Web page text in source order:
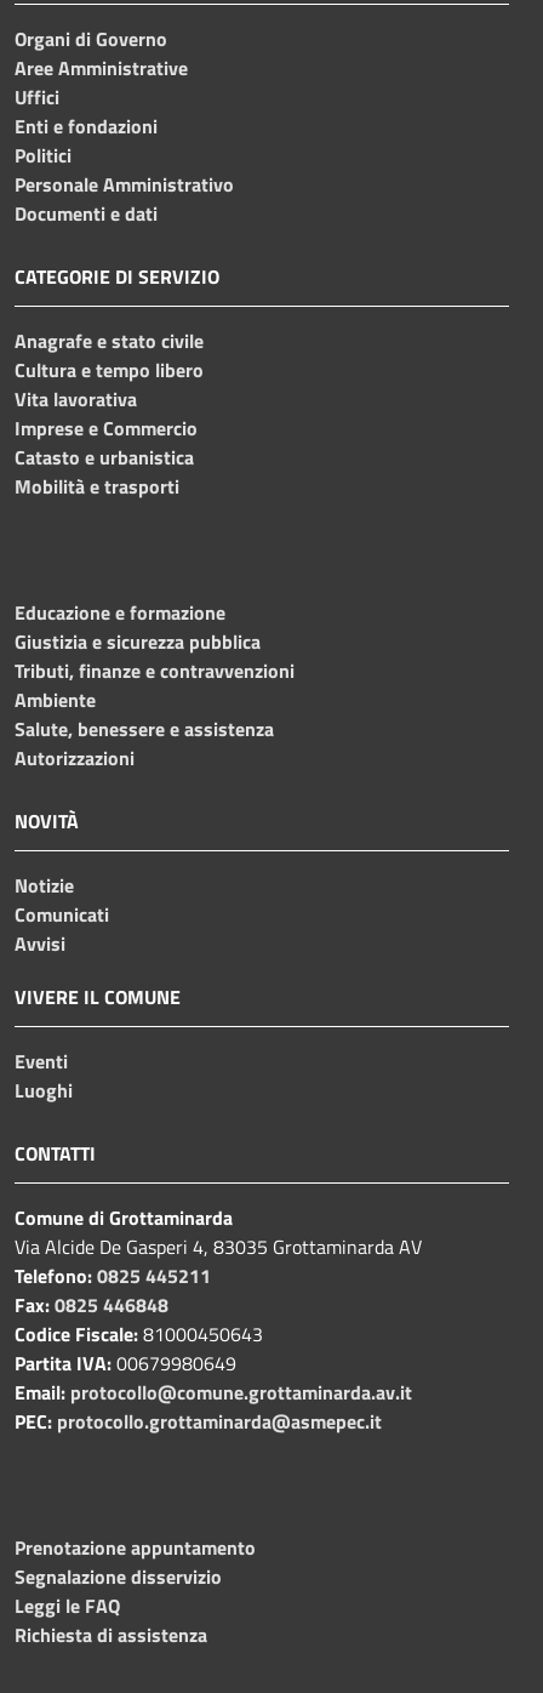
Organi di Governo
Aree Amministrative
Uffici
Enti e fondazioni
Politici
Personale Amministrativo
Documenti e dati
CATEGORIE DI SERVIZIO
Anagrafe e stato civile
Cultura e tempo libero
Vita lavorativa
Imprese e Commercio
Catasto e urbanistica
Mobilità e trasporti
Educazione e formazione
Giustizia e sicurezza pubblica
Tributi, finanze e contravvenzioni
Ambiente
Salute, benessere e assistenza
Autorizzazioni
NOVITÀ
Notizie
Comunicati
Avvisi
VIVERE IL COMUNE
Eventi
Luoghi
CONTATTI
Comune di Grottaminarda
Via Alcide De Gasperi 4, 83035 Grottaminarda AV
Telefono:0825 445211
Fax:0825 446848
Codice Fiscale:81000450643
Partita IVA:00679980649
Email: protocollo@comune.grottaminarda.av.it
PEC: protocollo.grottaminarda@asmepec.it
Prenotazione appuntamento
Segnalazione disservizio
Leggi le FAQ
Richiesta di assistenza